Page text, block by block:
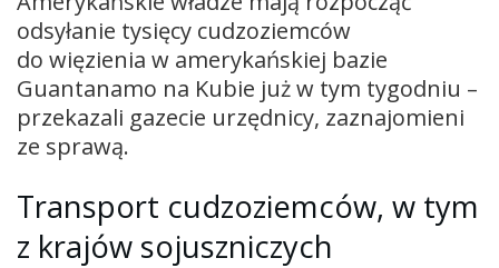
odsyłanie tysięcy cudzoziemców
do więzienia w amerykańskiej bazie
Guantanamo na Kubie już w tym tygodniu –
przekazali gazecie urzędnicy, zaznajomieni
ze sprawą.
Transport cudzoziemców, w tym
z krajów sojuszniczych